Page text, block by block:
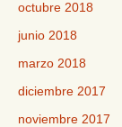
octubre 2018
junio 2018
marzo 2018
diciembre 2017
noviembre 2017